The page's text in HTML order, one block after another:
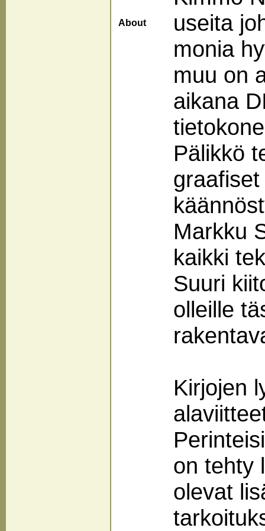
About
useita
monia
muu on
aikana
Pälikkö
Markku
kaikki
Suuri
olleille
Kirjojen
on tehty
olevat